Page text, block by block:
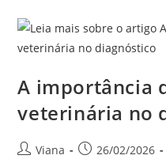
A importância
veterinária no
Viana 26/02/2026